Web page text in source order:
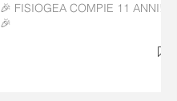
🎉 FISIOGEA COMPIE 11 ANNI!
🎉